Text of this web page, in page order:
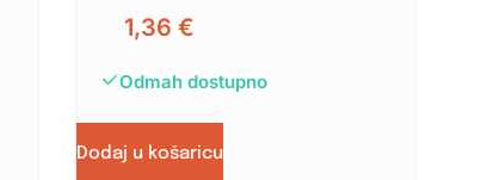
1,36 €
Odmah dostupno
Dodaj u košaricu